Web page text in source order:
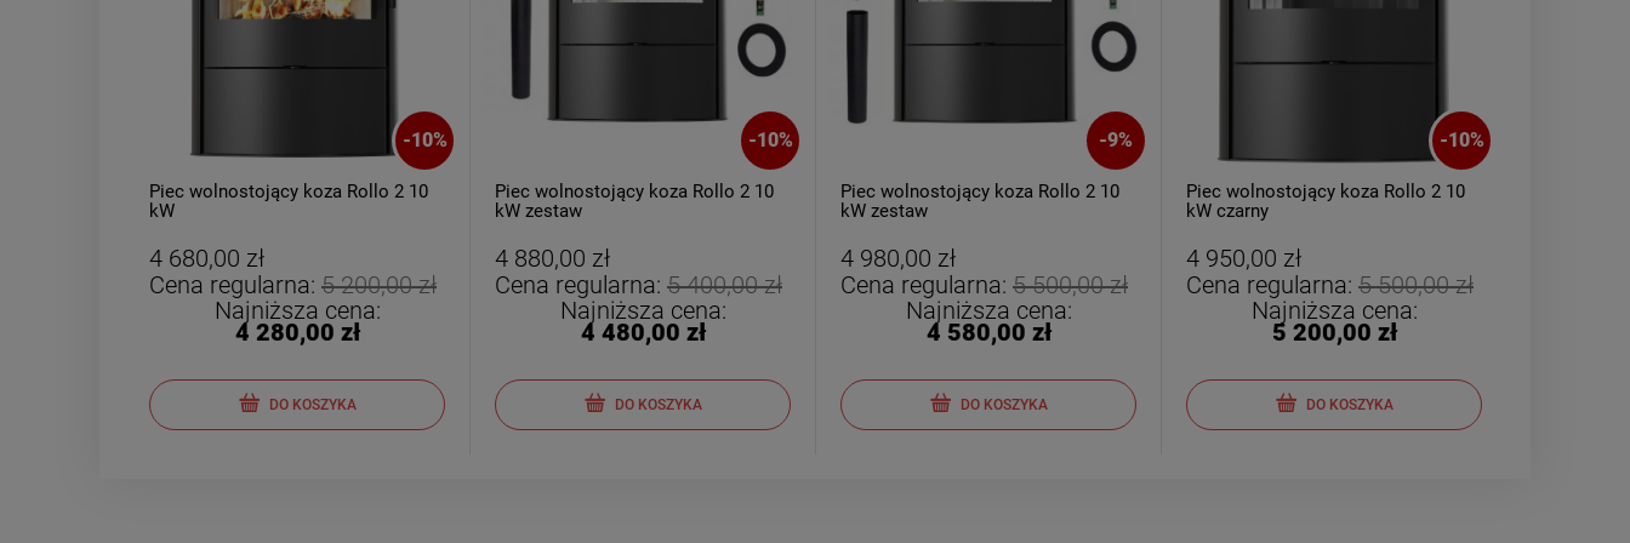
-10%
Piec wolnostojący koza Rollo 2 10
kW
4 680,00 zł
Cena regularna: 5 200,00 zł
Najniższa cena:
4 280,00 zł
DO KOSZYKA
-10%
Piec wolnostojący koza Rollo 2 10
kW zestaw
4 880,00 zł
Cena regularna: 5 400,00 zł
Najniższa cena:
4 480,00 zł
DO KOSZYKA
-9%
Piec wolnostojący koza Rollo 2 10
kW zestaw
4 980,00 zł
Cena regularna: 5 500,00 zł
Najniższa cena:
4 580,00 zł
DO KOSZYKA
-10%
Piec wolnostojący koza Rollo 2 10
kW czarny
4 950,00 zł
Cena regularna: 5 500,00 zł
Najniższa cena:
5 200,00 zł
DO KOSZYKA